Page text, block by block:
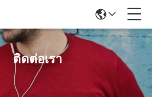
ติดต่อเรา